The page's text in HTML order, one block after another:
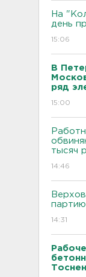
На
день
15:06
В
ряд
15:00
тысяч
14:46
14:31